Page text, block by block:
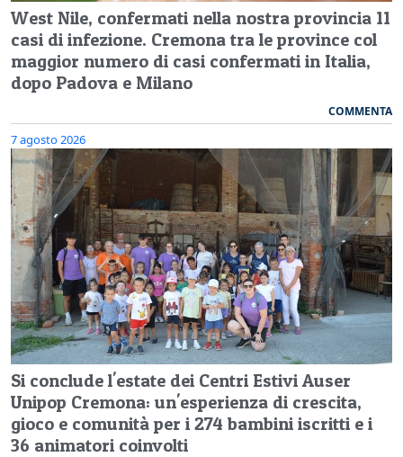
West Nile, confermati nella nostra provincia 11
casi di infezione. Cremona tra le province col
maggior numero di casi confermati in Italia,
dopo Padova e Milano
COMMENTA
7 agosto 2026
Si conclude l'estate dei Centri Estivi Auser
Unipop Cremona: un'esperienza di crescita,
gioco e comunità per i 274 bambini iscritti e i
36 animatori coinvolti